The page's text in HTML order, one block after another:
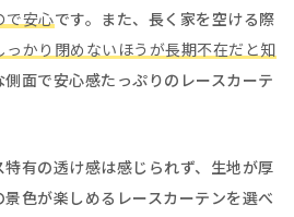
で安心です。また、長く家を空ける際
っかり閉めないほうが長期不在だと知
側面で安心感たっぷりのレースカーテ
有の透け感は感じられず、生地が厚
色が楽しめるレースカーテンを選べ